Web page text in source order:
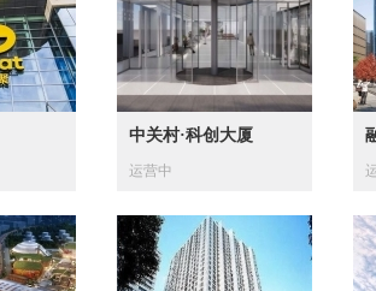
中关村·科创大厦
运营中